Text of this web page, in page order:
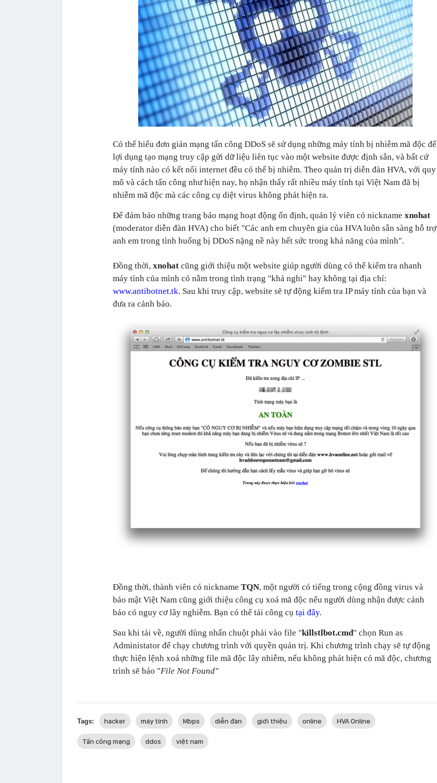
Có thể hiểu đơn giản mạng tấn công DDoS sẽ sử dụng những máy tính bị nhiễm mã độc để
lợi dụng tạo mạng truy cập gửi dữ liệu liên tục vào một website được định sẵn, và bất cứ
máy tính nào có kết nối internet đều có thể bị nhiễm. Theo quản trị diễn đàn HVA, với quy
mô và cách tấn công như hiện nay, họ nhận thấy rất nhiều máy tính tại Việt Nam đã bị
nhiễm mã độc mà các công cụ diệt virus không phát hiện ra.
Để đảm bảo những trang báo mạng hoạt động ổn định, quản lý viên có nickname xnohat
(moderator diễn đàn HVA) cho biết "Các anh em chuyên gia của HVA luôn sẵn sàng hỗ trợ
anh em trong tình huống bị DDoS nặng nề này hết sức trong khả năng của mình".
Đồng thời, xnohat cũng giới thiệu một website giúp người dùng có thể kiểm tra nhanh
máy tính của mình có nằm trong tình trạng "khả nghi" hay không tại địa chỉ:
www.antibotnet.tk. Sau khi truy cập, website sẽ tự động kiểm tra IP máy tính của bạn và
đưa ra cảnh báo.
Đồng thời, thành viên có nickname TQN, một người có tiếng trong cộng đồng virus và
bảo mật Việt Nam cũng giới thiệu công cụ xoá mã độc nếu người dùng nhận được cảnh
báo có nguy cơ lây nghiễm. Bạn có thể tải công cụ tại đây.
Sau khi tải về, người dùng nhấn chuột phải vào file "killstlbot.cmd" chọn Run as
Administator để chạy chương trình với quyền quản trị. Khi chương trình chạy sẽ tự động
thực hiện lệnh xoá những file mã độc lây nhiễm, nếu không phát hiện có mã độc, chương
trình sẽ báo "File Not Found"
Tags: hacker máy tính Mbps diễn đàn giới thiệu online HVA Online
Tấn công mạng ddos việt nam